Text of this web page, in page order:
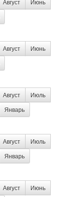
Август
Июнь
Август
Июль
Январь
Август
Июль
Январь
Август
Июнь